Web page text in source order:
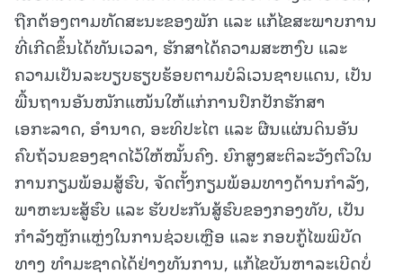
ຖືກຕ້ອງຕາມທັດສະນະຂອງພັກ ແລະ ແກ້ໄຂສະພາບການ
ທີ່ເກີດຂຶ້ນໄດ້ທັນເວລາ, ຮັກສາໄດ້ຄວາມສະຫງົບ ແລະ
ຄວາມເປັນລະບຽບຮຽບຮ້ອຍຕາມບໍລິເວນຊາຍແດນ, ເປັນ
ພື້ນຖານອັນໜັກແໜ້ນໃຫ້ແກ່ການປົກປັກຮັກສາ
ເອກະລາດ, ອໍານາດ, ອະທິປະໄຕ ແລະ ຜືນແຜ່ນດິນອັນ
ຄົບຖ້ວນຂອງຊາດໄວ້ໃຫ້ໝັ້ນຄົງ. ຍົກສູງສະຕິລະວັງຕົວໃນ
ການກຽມພ້ອມສູ້ຮົບ, ຈັດຕັ້ງກຽມພ້ອມທາງດ້ານກໍາລັງ,
ພາຫະນະສູ້ຮົບ ແລະ ຮັບປະກັນສູ້ຮົບຂອງກອງທັບ, ເປັນ
ກຳລັງຫຼັກແຫຼ່ງໃນການຊ່ວຍເຫຼືອ ແລະ ກອບກູ້ໄພພິບັດ
ທາງ ທຳມະຊາດໄດ້ຢ່າງທັນການ, ແກ້ໄຂບັນຫາລະເບີດບໍ່